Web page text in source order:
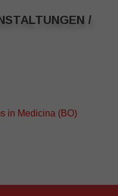
/
in Medicina (BO)